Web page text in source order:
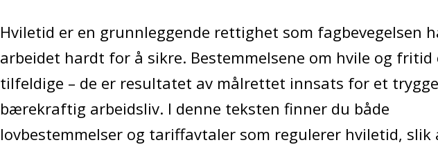
Hviletid er en grunnleggende rettighet som fagbevegelsen
arbeidet hardt for å sikre. Bestemmelsene om hvile og fritid
tilfeldige – de er resultatet av målrettet innsats for et
bærekraftig arbeidsliv. I denne teksten finner du både
lovbestemmelser og tariffavtaler som regulerer hviletid, slik